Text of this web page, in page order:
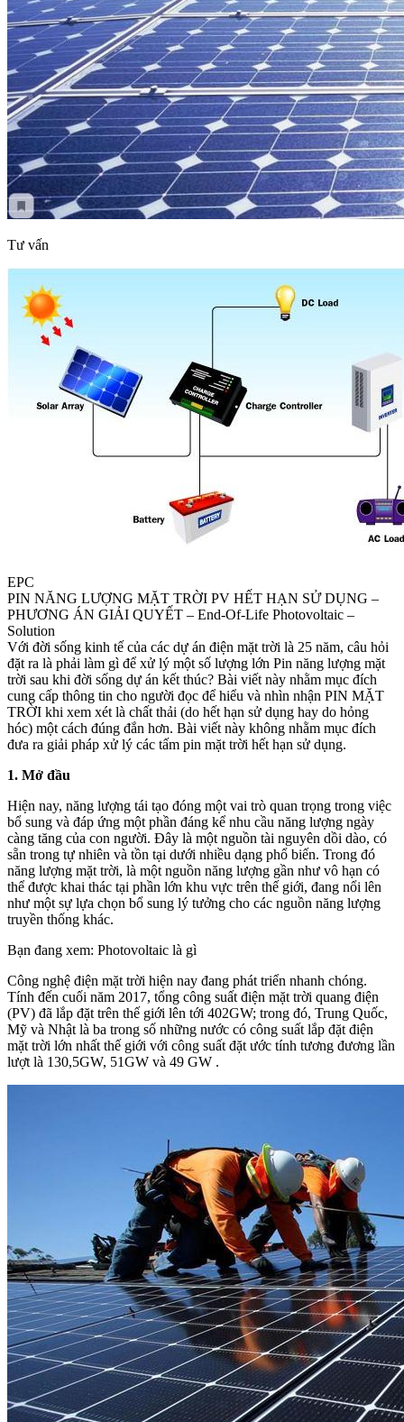
Tư vấn
EPC
PIN NĂNG LƯỢNG MẶT TRỜI PV HẾT HẠN SỬ DỤNG –
PHƯƠNG ÁN GIẢI QUYẾT – End-Of-Life Photovoltaic –
Solution
Với đời sống kinh tế của các dự án điện mặt trời là 25 năm, câu hỏi
đặt ra là phải làm gì để xử lý một số lượng lớn Pin năng lượng mặt
trời sau khi đời sống dự án kết thúc? Bài viết này nhằm mục đích
cung cấp thông tin cho người đọc để hiểu và nhìn nhận PIN MẶT
TRỜI khi xem xét là chất thải (do hết hạn sử dụng hay do hỏng
hóc) một cách đúng đắn hơn. Bài viết này không nhằm mục đích
đưa ra giải pháp xử lý các tấm pin mặt trời hết hạn sử dụng.
1. Mở đầu
Hiện nay, năng lượng tái tạo đóng một vai trò quan trọng trong việc
bổ sung và đáp ứng một phần đáng kể nhu cầu năng lượng ngày
càng tăng của con người. Đây là một nguồn tài nguyên dồi dào, có
sẵn trong tự nhiên và tồn tại dưới nhiều dạng phổ biến. Trong đó
năng lượng mặt trời, là một nguồn năng lượng gần như vô hạn có
thể được khai thác tại phần lớn khu vực trên thế giới, đang nổi lên
như một sự lựa chọn bổ sung lý tưởng cho các nguồn năng lượng
truyền thống khác.
Bạn đang xem: Photovoltaic là gì
Công nghệ điện mặt trời hiện nay đang phát triển nhanh chóng.
Tính đến cuối năm 2017, tổng công suất điện mặt trời quang điện
(PV) đã lắp đặt trên thế giới lên tới 402GW; trong đó, Trung Quốc,
Mỹ và Nhật là ba trong số những nước có công suất lắp đặt điện
mặt trời lớn nhất thế giới với công suất đặt ước tính tương đương lần
lượt là 130,5GW, 51GW và 49 GW .